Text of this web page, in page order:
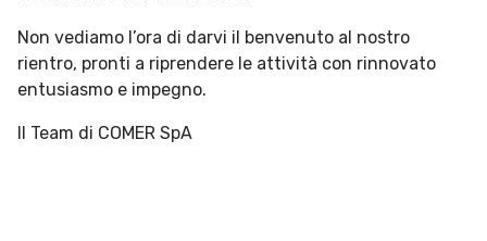
Non vediamo l’ora di darvi il benvenuto al nostro
rientro, pronti a riprendere le attività con rinnovato
entusiasmo e impegno.
Il Team di COMER SpA